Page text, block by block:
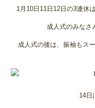
1月10日11日12日の3連休
成人式のみなさ
成人式の後は、振袖もス
14日